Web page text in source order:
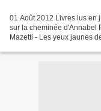
01 Août 2012 Livres lus en
sur la cheminée d'Annabel
Mazetti - Les yeux jaunes